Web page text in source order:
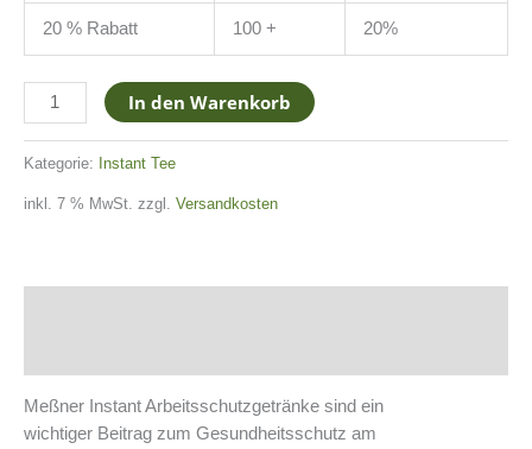
20 % Rabatt 100 + 20%
Hibiscus-
Citronengras
Ingwer
fit
In den Warenkorb
Kategorie: Instant Tee
inkl. 7 % MwSt. zzgl. Versandkosten
Meßner Instant Arbeitsschutzgetränke sind ein
wichtiger Beitrag zum Gesundheitsschutz am